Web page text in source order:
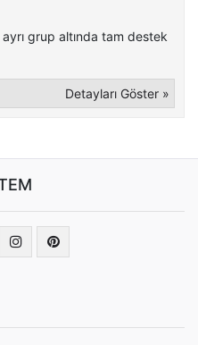
ayrı grup altında tam destek
Detayları Göster »